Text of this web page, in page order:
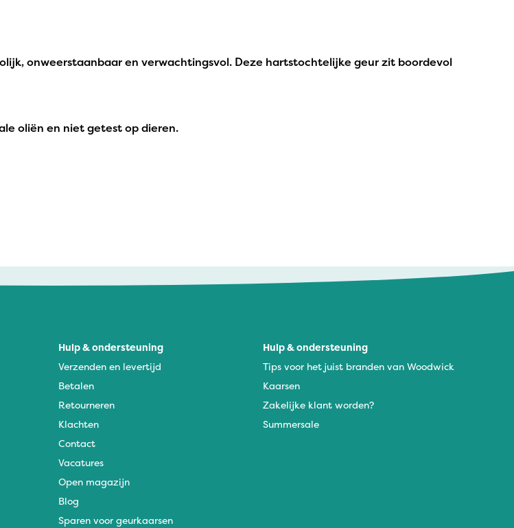
onweerstaanbaar en verwachtingsvol. Deze hartstochtelijke geur zit boordevol
oliën en niet getest op dieren.
Hulp & ondersteuning
Verzenden en levertijd
Betalen
Retourneren
Klachten
Contact
Vacatures
Open magazijn
Blog
Sparen voor geurkaarsen
Hulp & ondersteuning
Tips voor het juist branden van Woodwick
Kaarsen
Zakelijke klant worden?
Summersale